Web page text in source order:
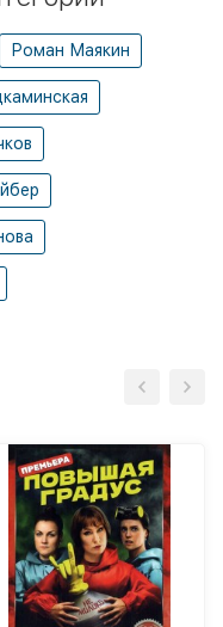
Роман Маякин